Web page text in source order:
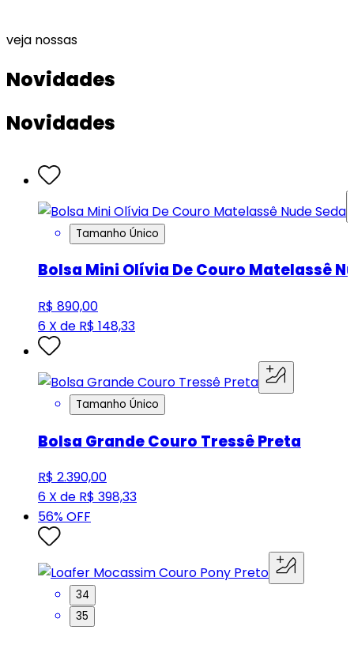
veja nossas
Novidades
Novidades
Tamanho Único
Bolsa Mini Olívia De Couro Matelassê
R$ 890,00
6 X de R$ 148,33
Tamanho Único
Bolsa Grande Couro Tressê Preta
R$ 2.390,00
6 X de R$ 398,33
56% OFF
34
35